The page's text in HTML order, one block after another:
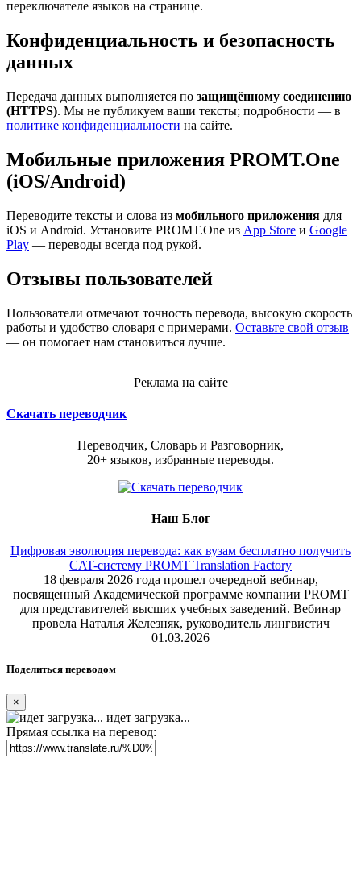
переключателе языков на странице.
Конфиденциальность и безопасность
данных
Передача данных выполняется по защищённому соединению
(HTTPS). Мы не публикуем ваши тексты; подробности — в
политике конфиденциальности на сайте.
Мобильные приложения PROMT.One
(iOS/Android)
Переводите тексты и слова из мобильного приложения для
iOS и Android. Установите PROMT.One из App Store и Google
Play — переводы всегда под рукой.
Отзывы пользователей
Пользователи отмечают точность перевода, высокую скорость
работы и удобство словаря с примерами. Оставьте свой отзыв
— он помогает нам становиться лучше.
Реклама на сайте
Скачать переводчик
Переводчик, Словарь и Разговорник,
20+ языков, избранные переводы.
Наш Блог
Цифровая эволюция перевода: как вузам бесплатно получить
CAT-систему PROMT Translation Factory
18 февраля 2026 года прошел очередной вебинар,
посвященный Академической программе компании PROMT
для представителей высших учебных заведений. Вебинар
провела Наталья Железняк, руководитель лингвистич
01.03.2026
Поделиться переводом
×
идет загрузка...
Прямая ссылка на перевод: